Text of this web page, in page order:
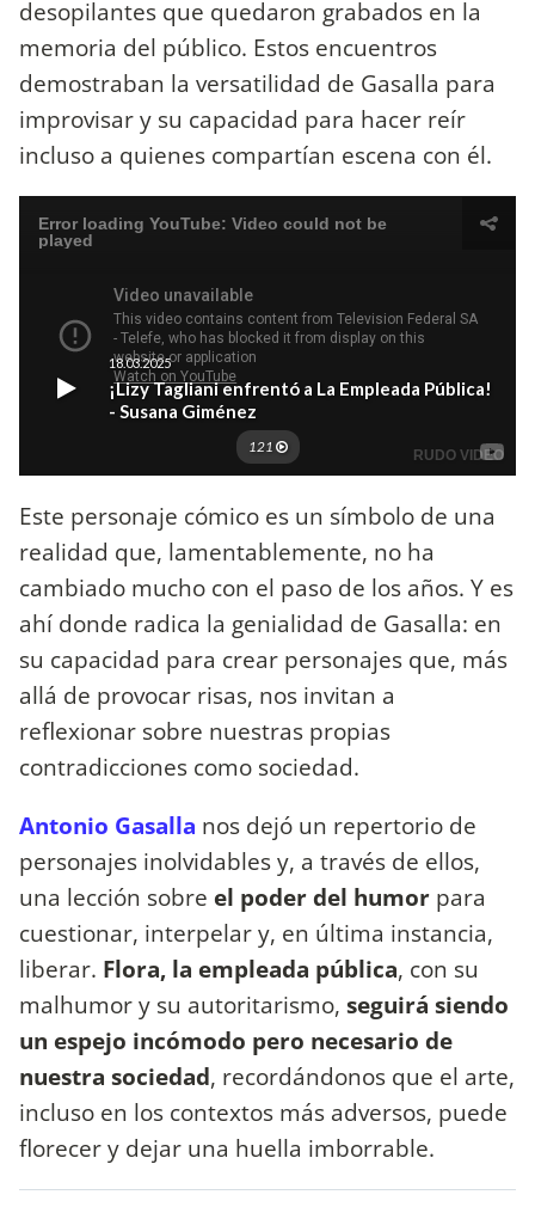
desopilantes que quedaron grabados en la
memoria del público. Estos encuentros
demostraban la versatilidad de Gasalla para
improvisar y su capacidad para hacer reír
incluso a quienes compartían escena con él.
Este personaje cómico es un símbolo de una
realidad que, lamentablemente, no ha
cambiado mucho con el paso de los años. Y es
ahí donde radica la genialidad de Gasalla: en
su capacidad para crear personajes que, más
allá de provocar risas, nos invitan a
reflexionar sobre nuestras propias
contradicciones como sociedad.
Antonio Gasalla nos dejó un repertorio de
personajes inolvidables y, a través de ellos,
una lección sobre el poder del humor para
cuestionar, interpelar y, en última instancia,
liberar. Flora, la empleada pública, con su
malhumor y su autoritarismo, seguirá siendo
un espejo incómodo pero necesario de
nuestra sociedad, recordándonos que el arte,
incluso en los contextos más adversos, puede
florecer y dejar una huella imborrable.